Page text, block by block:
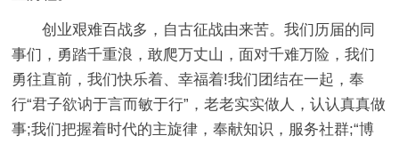
创业艰难百战多，自古征战由来苦。我们历届的同
事们，勇踏千重浪，敢爬万丈山，面对千难万险，我们
勇往直前，我们快乐着、幸福着!我们团结在一起，奉
行“君子欲讷于言而敏于行”，老老实实做人，认认真真做
事;我们把握着时代的主旋律，奉献知识，服务社群;“博